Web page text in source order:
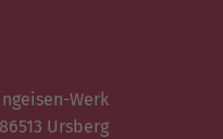
Werk
Ursberg